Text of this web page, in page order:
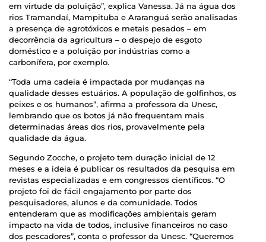
em virtude da poluição”, explica Vanessa. Já na água dos
rios Tramandaí, Mampituba e Araranguá serão analisadas
a presença de agrotóxicos e metais pesados – em
decorrência da agricultura – o despejo de esgoto
doméstico e a poluição por indústrias como a
carbonífera, por exemplo.
“Toda uma cadeia é impactada por mudanças na
qualidade desses estuários. A população de golfinhos, os
peixes e os humanos”, afirma a professora da Unesc,
lembrando que os botos já não frequentam mais
determinadas áreas dos rios, provavelmente pela
qualidade da água.
Segundo Zocche, o projeto tem duração inicial de 12
meses e a ideia é publicar os resultados da pesquisa em
revistas especializadas e em congressos científicos. “O
projeto foi de fácil engajamento por parte dos
pesquisadores, alunos e da comunidade. Todos
entenderam que as modificações ambientais geram
impacto na vida de todos, inclusive financeiros no caso
dos pescadores”, conta o professor da Unesc. “Queremos